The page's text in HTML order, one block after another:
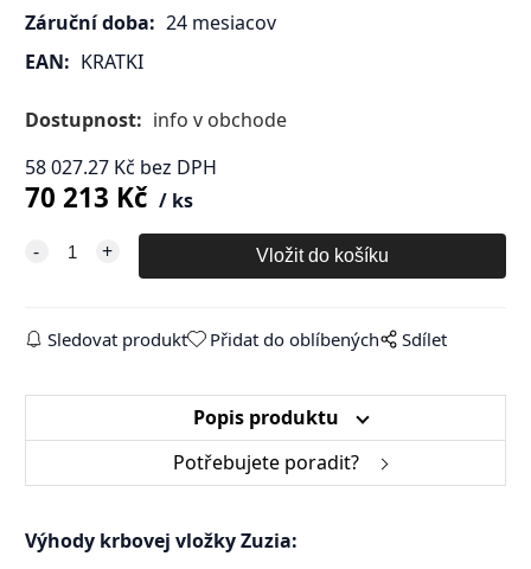
Záruční doba: 24 mesiacov
EAN: KRATKI
Dostupnost: info v obchode
58 027.27Kč bez DPH
70 213 Kč ks
Sledovat produkt Přidat do oblíbených Sdílet
Popis produktu
Potřebujete poradit?
Výhody krbovej vložky Zuzia: